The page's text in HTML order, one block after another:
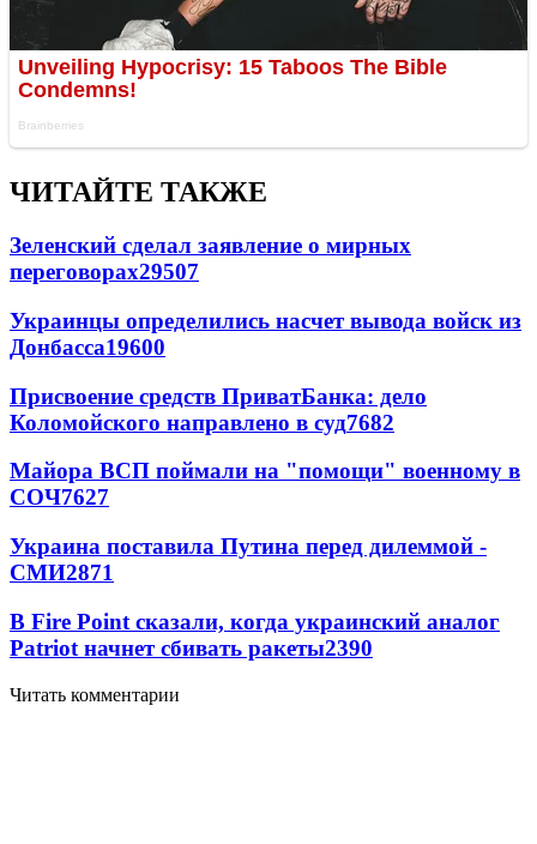
ЧИТАЙТЕ ТАКЖЕ
Зеленский сделал заявление о мирных
переговорах29507
Украинцы определились насчет вывода войск из
Донбасса19600
Присвоение средств ПриватБанка: дело
Коломойского направлено в суд7682
Майора ВСП поймали на "помощи" военному в
СОЧ7627
Украина поставила Путина перед дилеммой -
СМИ2871
В Fire Point сказали, когда украинский аналог
Patriot начнет сбивать ракеты2390
Читать комментарии